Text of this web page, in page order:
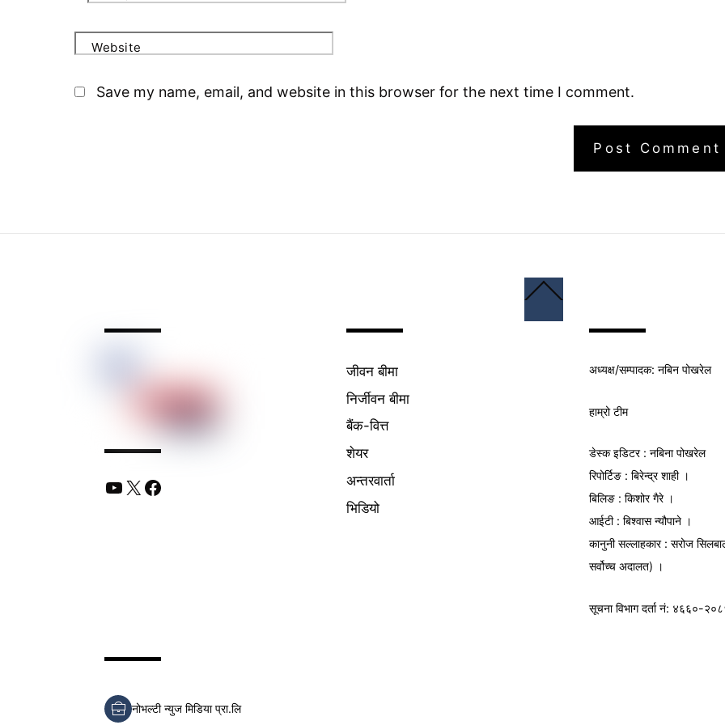
Website
Save my name, email, and website in this browser for the next time I comment.
To
YouTube
X Facebook
जीवन बीमा
निर्जीवन बीमा
बैंक-वित्त
शेयर
अन्तरवार्ता
भिडियो
अध्यक्ष/सम्पादक: नबिन पोखरेल
हाम्रो टीम
डेस्क इडिटर : नबिना पोखरेल
रिपोर्टिङ : बिरेन्द्र शाही ।
बिलिङ : किशोर गैरे ।
आईटी : बिश्वास न्यौपाने ।
कानुनी सल्लाहकार : सरोज
सर्वोच्च अदालत) ।
सूचना विभागदर्ता नं: ४६६०-
नोभल्टी न्युज मिडिया प्रा.लि